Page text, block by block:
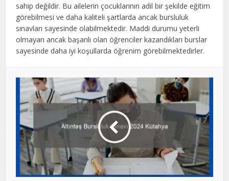
sahip değildir. Bu ailelerin çocuklarının adil bir şekilde eğitim
görebilmesi ve daha kaliteli şartlarda ancak bursluluk
sınavları sayesinde olabilmektedir. Maddi durumu yeterli
olmayan ancak başarılı olan öğrenciler kazandıkları burslar
sayesinde daha iyi koşullarda öğrenim görebilmektedirler.